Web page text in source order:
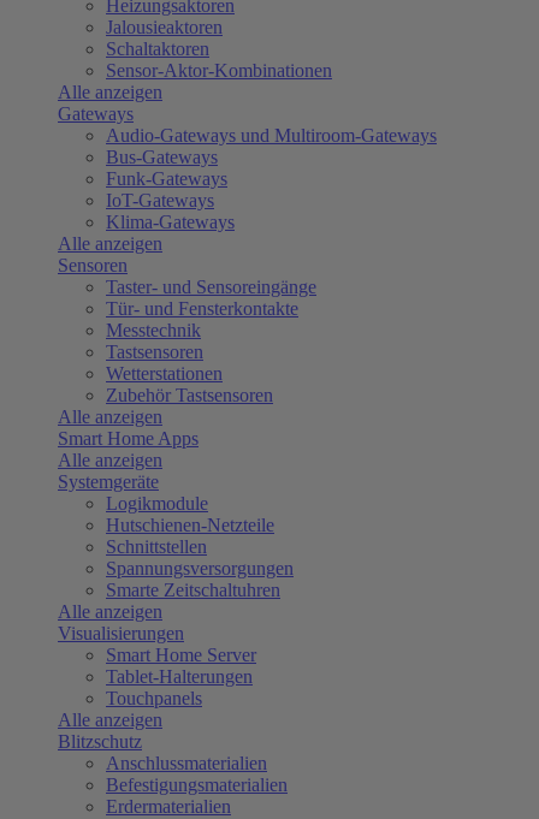
Heizungsaktoren
Jalousieaktoren
Schaltaktoren
Sensor-Aktor-Kombinationen
Alle anzeigen
Gateways
Audio-Gateways und Multiroom-Gateways
Bus-Gateways
Funk-Gateways
IoT-Gateways
Klima-Gateways
Alle anzeigen
Sensoren
Taster- und Sensoreingänge
Tür- und Fensterkontakte
Messtechnik
Tastsensoren
Wetterstationen
Zubehör Tastsensoren
Alle anzeigen
Smart Home Apps
Alle anzeigen
Systemgeräte
Logikmodule
Hutschienen-Netzteile
Schnittstellen
Spannungsversorgungen
Smarte Zeitschaltuhren
Alle anzeigen
Visualisierungen
Smart Home Server
Tablet-Halterungen
Touchpanels
Alle anzeigen
Blitzschutz
Anschlussmaterialien
Befestigungsmaterialien
Erdermaterialien